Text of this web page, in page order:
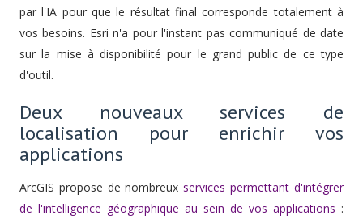
par l'IA pour que le résultat final corresponde totalement à
vos besoins. Esri n'a pour l'instant pas communiqué de date
sur la mise à disponibilité pour le grand public de ce type
d'outil.
Deux nouveaux services de
localisation pour enrichir vos
applications
ArcGIS propose de nombreuxservices permettant d'intégrer
de l'intelligence géographique au sein de vos applications :